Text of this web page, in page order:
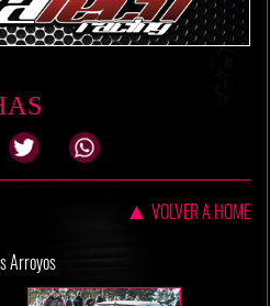
▲ VOLVER A HOME
Arroyos